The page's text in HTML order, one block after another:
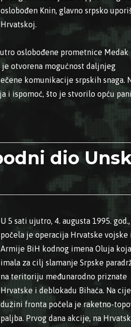
oslobođen Knin, glavno srpsko
Hrvatskoj.
oslobođene prometnice Medak
je otvorena mogućnost daljnjeg
komunikacije srpskih snaga.
i ispomoć, što je stvorilo opću
oslobodila Knin, Gračac, Hrvatsku
dio
U 5 sati ujutro, 4. augusta 1995. god.,
počela je operacija Hrvatske vojske
Armije BiH kodnog imena Oluja
imala za cilj slamanje Srpske
na teritoriju međunarodno priznate
Hrvatske i deblokadu Bihaća. Na
dužini fronta počela je raketno-
paljba. Prvog dana akcije, na